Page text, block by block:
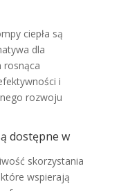
ciepła są
dla
rosnąca
i
rozwoju
dostępne w
skorzystania
wspierają